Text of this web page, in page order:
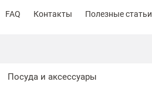
FAQ Контакты Полезные статьи
Посуда и аксессуары